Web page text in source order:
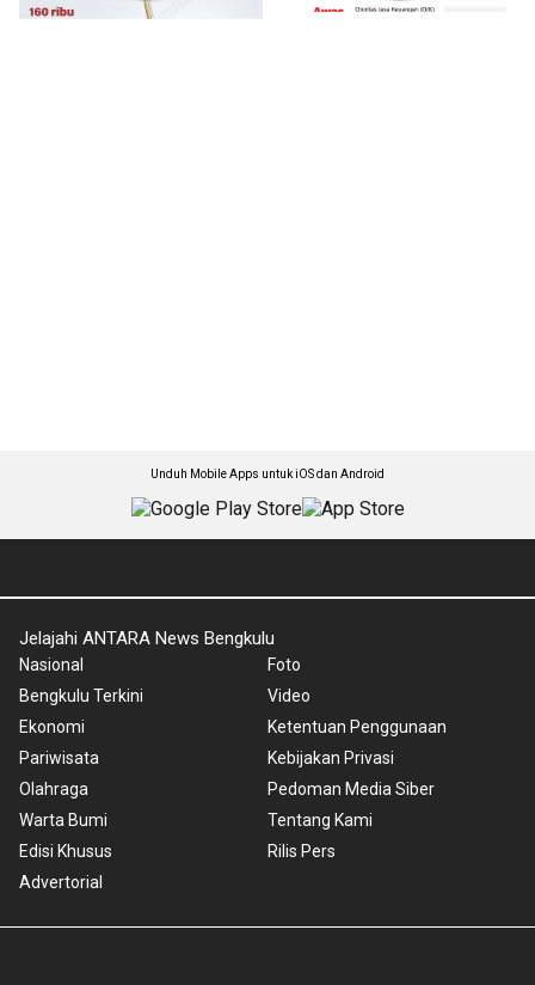
Unduh Mobile Apps untuk iOS dan Android
Jelajahi ANTARA News Bengkulu
Nasional
Bengkulu Terkini
Ekonomi
Pariwisata
Olahraga
Warta Bumi
Edisi Khusus
Advertorial
Foto
Video
Ketentuan Penggunaan
Kebijakan Privasi
Pedoman Media Siber
Tentang Kami
Rilis Pers